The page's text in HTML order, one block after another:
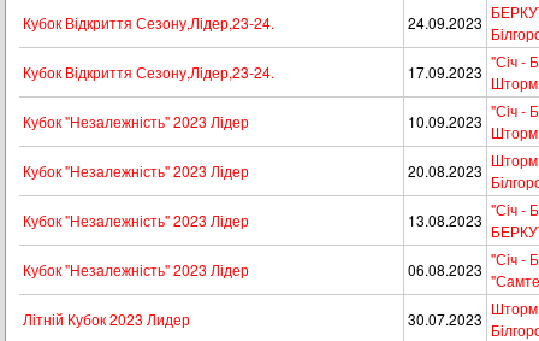
Кубок Відкриття Сезону,Лідер,23-24.
24.09.2023
Кубок Відкриття Сезону,Лідер,23-24.
17.09.2023
"Сiч -
Шторм
Кубок "Незалежність" 2023 Лідер
10.09.2023
"Сiч -
Шторм
Кубок "Незалежність" 2023 Лідер
20.08.2023
Кубок "Незалежність" 2023 Лідер
13.08.2023
"Сiч -
Кубок "Незалежність" 2023 Лідер
06.08.2023
"Сiч -
Літній Кубок 2023 Лидер
30.07.2023